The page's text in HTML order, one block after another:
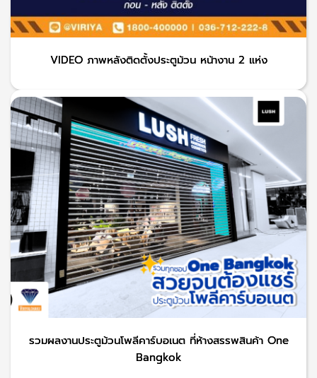
VIDEO ภาพหลังติดตั้งประตูม้วน หน้างาน 2 แห่ง
รวมผลงานประตูม้วนโพลีคาร์บอเนต ที่ห้างสรรพสินค้า One
Bangkok